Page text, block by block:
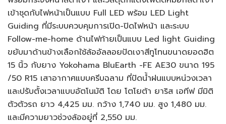
เข้าชุดกับไฟหน้าเป็นแบบ Full LED พร้อม LED Light
Guiding ที่มีระบบควบคุมการเปิด-ปิดไฟหน้า และระบบ
Follow-me-home ด้านไฟท้ายเป็นแบบ Led light Guiding
ขยับมาด้านข้างเลือกใช้ล้ออัลลอยปัดเงาสีทูโทนขนาดยอดฮิต
15 นิ้ว กับยาง Yokohama BluEarth -FE AE30 ขนาด 195
/50 R15 เสาอากาศแบบครีบฉลาม ที่ปัดน้ำฝนแบบหน่วงเวลา
และปรับตั้งเวลาแบบอัตโนมัติ โดย โตโยต้า ยาริส เอทีฟ มีมิติ
ตัวตัวรถ ยาว 4,425 มม. กว้าง 1,740 มม. สูง 1,480 มม.
และมีความยาวช่วงล้ออยู่ที่ 2,550 มม.